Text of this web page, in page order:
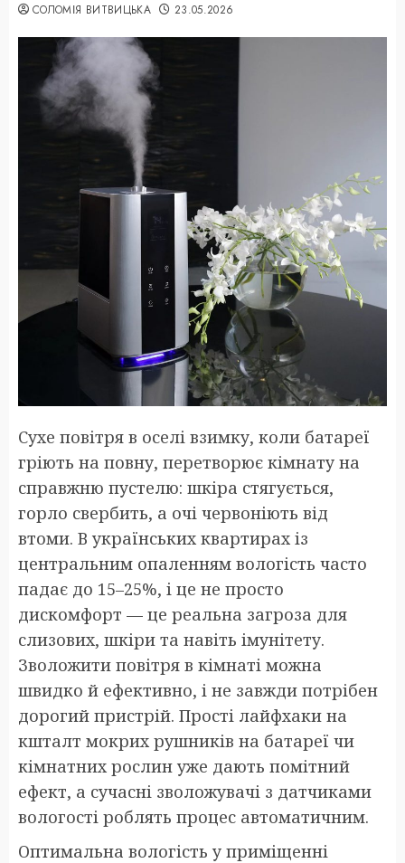
СОЛОМІЯ ВИТВИЦЬКА 23.05.2026
Сухе повітря в оселі взимку, коли батареї
гріють на повну, перетворює кімнату на
справжню пустелю: шкіра стягується,
горло свербить, а очі червоніють від
втоми. В українських квартирах із
центральним опаленням вологість часто
падає до 15–25%, і це не просто
дискомфорт — це реальна загроза для
слизових, шкіри та навіть імунітету.
Зволожити повітря в кімнаті можна
швидко й ефективно, і не завжди потрібен
дорогий пристрій. Прості лайфхаки на
кшталт мокрих рушників на батареї чи
кімнатних рослин уже дають помітний
ефект, а сучасні зволожувачі з датчиками
вологості роблять процес автоматичним.
Оптимальна вологість у приміщенні